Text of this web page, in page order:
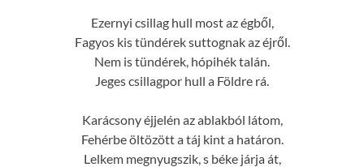
Ezernyi csillag hull most az égből,
Fagyos kis tündérek suttognak az éjről.
Nem is tündérek, hópihék talán.
Jeges csillagpor hull a Földre rá.
Karácsony éjjelén az ablakból látom,
Fehérbe öltözött a táj kint a határon.
Lelkem megnyugszik, s béke járja át,